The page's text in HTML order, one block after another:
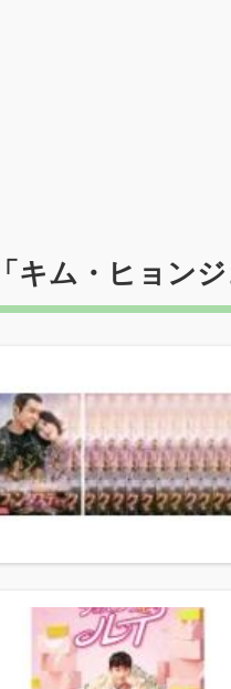
「 キム・ヒョンジ